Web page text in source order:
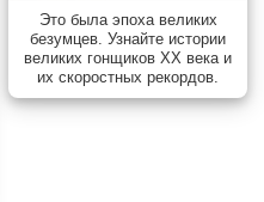
Это была эпоха великих
безумцев. Узнайте истории
великих гонщиков XX века и
их скоростных рекордов.